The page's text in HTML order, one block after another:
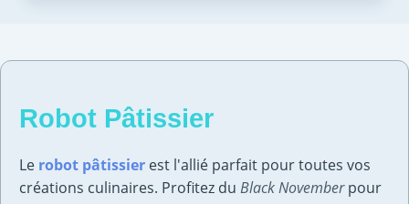
Robot Pâtissier
Le robot pâtissier est l'allié parfait pour toutes vos
créations culinaires. Profitez du Black Novemberpour